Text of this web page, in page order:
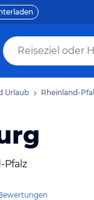
Urlaub Rheinland-
Pfalz